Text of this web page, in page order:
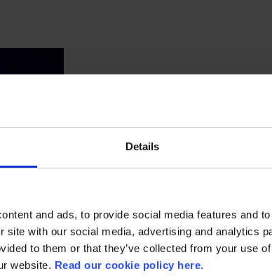
Details
and ads, to provide social media features and
site with our social media, advertising and analytics
to them or that they’ve collected from your use
website. Read our cookie policy here.
AI